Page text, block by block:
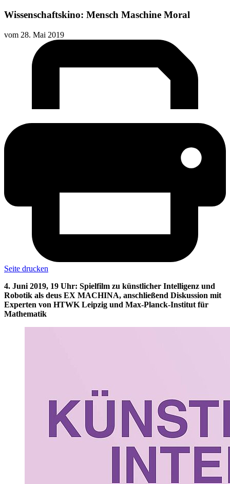
Wissenschaftskino: Mensch Maschine Moral
vom 28. Mai 2019
Seite drucken
4. Juni 2019, 19 Uhr: Spielfilm zu künstlicher Intelligenz und
Robotik als deus EX MACHINA, anschließend Diskussion mit
Experten von HTWK Leipzig und Max-Planck-Institut für
Mathematik